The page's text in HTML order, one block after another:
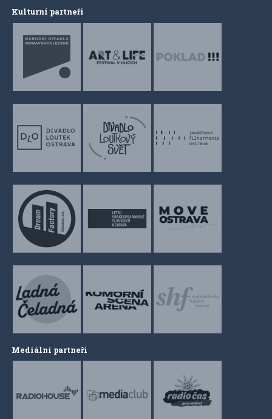
Kulturní partneři
Mediální partneři